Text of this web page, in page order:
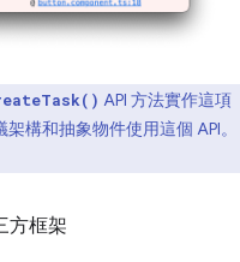
API 方法實作這項
構和抽象物件使用這個 API。
方框架